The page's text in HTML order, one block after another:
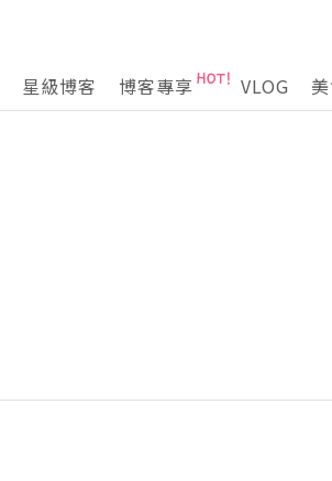
星級博客 博客專享 VLOG